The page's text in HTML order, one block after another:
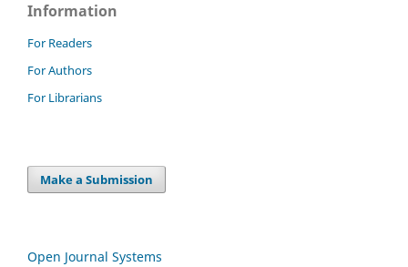
Information
For Readers
For Authors
For Librarians
Make a Submission
Open Journal Systems